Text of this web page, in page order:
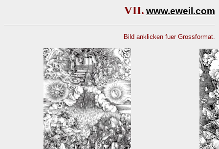
VII. www.eweil.com
Bild anklicken fuer Grossformat.